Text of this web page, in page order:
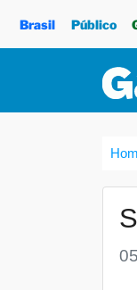
Brasil Público